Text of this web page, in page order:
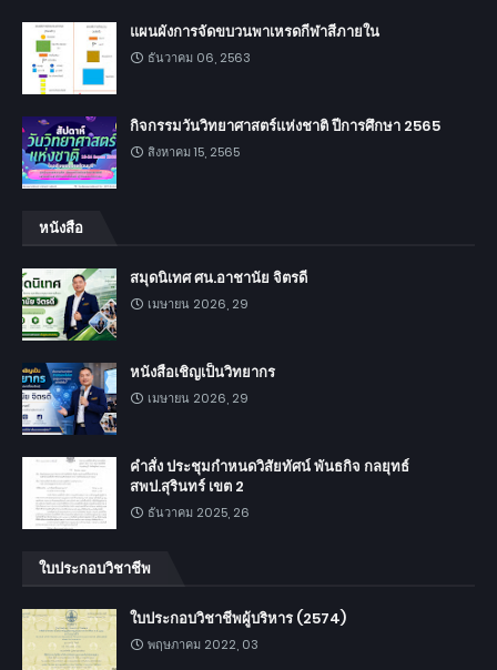
แผนผังการจัดขบวนพาเหรดกีฬาสีภายใน
ธันวาคม 06, 2563
กิจกรรมวันวิทยาศาสตร์แห่งชาติ ปีการศึกษา 2565
สิงหาคม 15, 2565
หนังสือ
สมุดนิเทศ ศน.อาชานัย จิตรดี
เมษายน 2026, 29
หนังสือเชิญเป็นวิทยากร
เมษายน 2026, 29
คำสั่ง ประชุมกำหนดวิสัยทัศน์ พันธกิจ กลยุทธ์
สพป.สุรินทร์ เขต 2
ธันวาคม 2025, 26
ใบประกอบวิชาชีพ
ใบประกอบวิชาชีพผู้บริหาร (2574)
พฤษภาคม 2022, 03